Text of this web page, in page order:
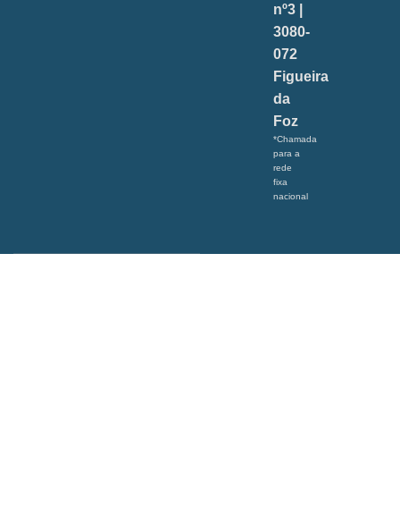
nº3 |
3080-
072
Figueira
da
Foz
*Chamada
para a
rede
fixa
nacional